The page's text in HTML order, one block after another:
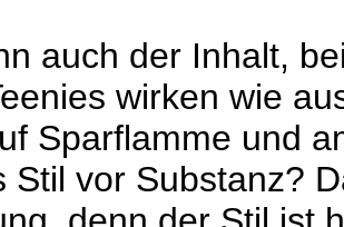
auch der Inhalt,
wirken wie
Sparflamme und
Stil vor Substanz?